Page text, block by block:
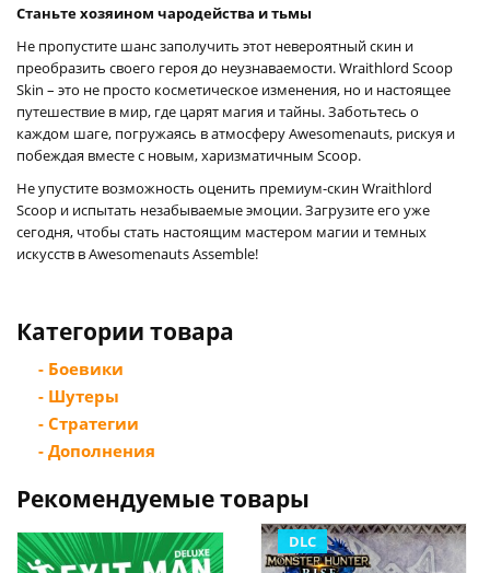
Станьте хозяином чародейства и тьмы
Не пропустите шанс заполучить этот невероятный скин и
преобразить своего героя до неузнаваемости. Wraithlord Scoop
Skin – это не просто косметическое изменения, но и настоящее
путешествие в мир, где царят магия и тайны. Заботьтесь о
каждом шаге, погружаясь в атмосферу Awesomenauts, рискуя и
побеждая вместе с новым, харизматичным Scoop.
Не упустите возможность оценить премиум-скин Wraithlord
Scoop и испытать незабываемые эмоции. Загрузите его уже
сегодня, чтобы стать настоящим мастером магии и темных
искусств в Awesomenauts Assemble!
Категории товара
- Боевики
- Шутеры
- Стратегии
- Дополнения
Рекомендуемые товары
DLC